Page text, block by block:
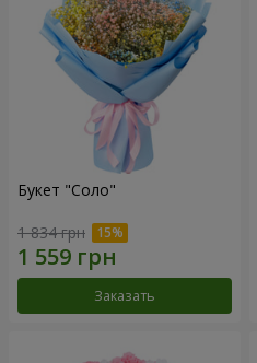
Букет "Соло"
1 834 грн
Заказать